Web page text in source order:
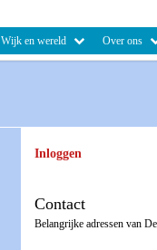
Wijk en wereld Over ons
Inloggen
Contact
Belangrijke adressen van